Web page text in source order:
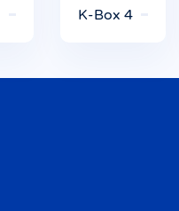
K-Box 4